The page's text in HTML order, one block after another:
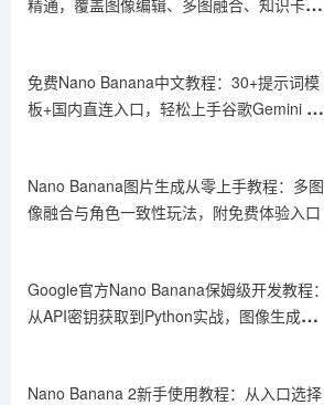
精通，覆盖图像编辑、多图融合、知识卡片
免费Nano Banana中文教程：30+提示词模
板+国内直连入口，轻松上手谷歌Gemini 2.5
Nano Banana图片生成从零上手教程：多图
像融合与角色一致性玩法，附免费体验入口
Google官方Nano Banana保姆级开发教程：
从API密钥获取到Python实战，图像生成与
Nano Banana 2新手使用教程：从入口选择